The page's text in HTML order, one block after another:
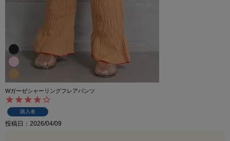
Wガーゼシャーリングフレアパンツ
購入者
投稿日 2026/04/09